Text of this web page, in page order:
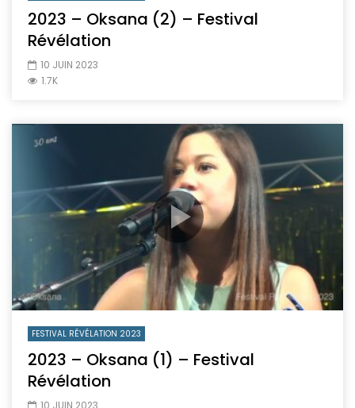
2023 – Oksana (2) – Festival
Révélation
10 JUIN 2023
1.7K
FESTIVAL RÉVÉLATION 2023
2023 – Oksana (1) – Festival
Révélation
10 JUIN 2023